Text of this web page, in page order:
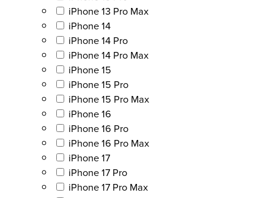
iPhone 13 Pro Max
iPhone 14
iPhone 14 Pro
iPhone 14 Pro Max
iPhone 15
iPhone 15 Pro
iPhone 15 Pro Max
iPhone 16
iPhone 16 Pro
iPhone 16 Pro Max
iPhone 17
iPhone 17 Pro
iPhone 17 Pro Max